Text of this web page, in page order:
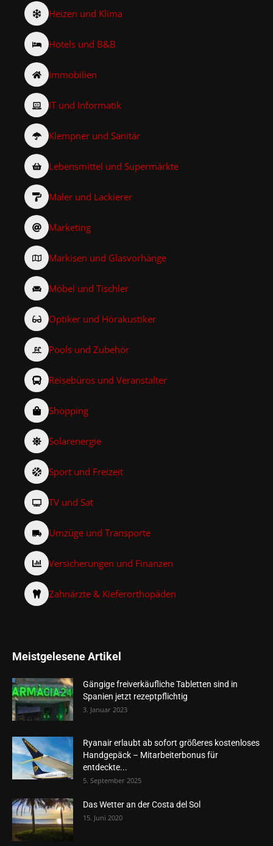
Heizen und Klima
Hotels und B&B
Immobilien
IT und Informatik
Klempner und Sanitär
Lebensmittel und Supermärkte
Maler und Lackierer
Marketing
Markisen und Glasvorhänge
Möbel und Tischler
Optiker und Hörakustiker
Pools und Zubehör
Reisebüros und Veranstalter
Shopping
Solarenergie
Sport und Freizeit
TV und Sat
Umzüge und Transporte
Versicherungen und Finanzen
Zahnärzte & Kieferorthopäden
Meistgelesene Artikel
Gängige freiverkäufliche Tabletten sind in
Spanien jetzt rezeptpflichtig
3. Januar 2023
Ryanair erlaubt ab sofort größeres kostenloses
Handgepäck – Mitarbeiterbonus für
entdeckte...
5. September 2025
Das Wetter an der Costa del Sol
15. Juni 2020